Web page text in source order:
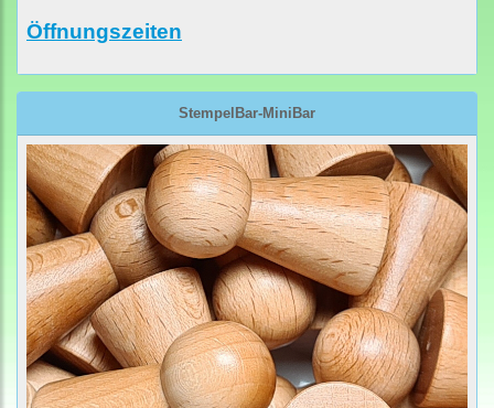
Öffnungszeiten
StempelBar-MiniBar